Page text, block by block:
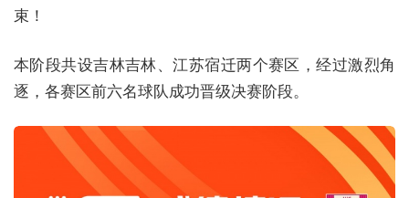
束！
本阶段共设吉林吉林、江苏宿迁两个赛区，经过激烈角
逐，各赛区前六名球队成功晋级决赛阶段。